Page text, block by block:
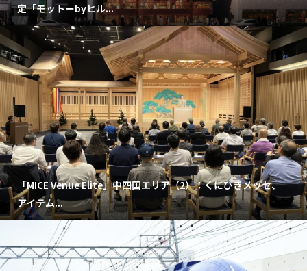
定「モットーbyヒル...
「MICE Venue Elite」中四国エリア（2）：くにびきメッセ、
アイテム...